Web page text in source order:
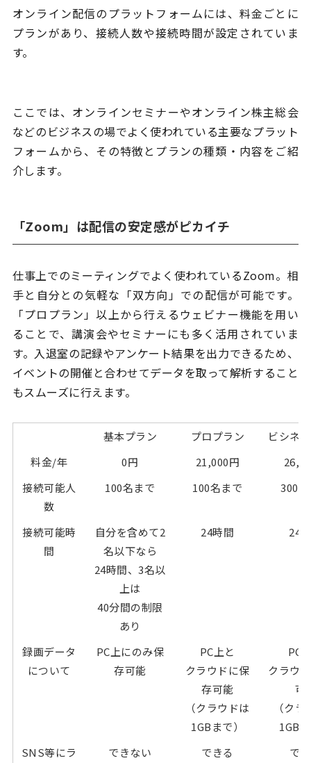
オンライン配信のプラットフォームには、料金ごとに
プランがあり、接続人数や接続時間が設定されていま
す。
ここでは、オンラインセミナーやオンライン株主総会
などのビジネスの場でよく使われている主要なプラット
フォームから、その特徴とプランの種類・内容をご紹
介します。
「Zoom」は配信の安定感がピカイチ
仕事上でのミーティングでよく使われているZoom。相
手と自分との気軽な「双方向」での配信が可能です。
「プロプラン」以上から行えるウェビナー機能を用い
ることで、講演会やセミナーにも多く活用されていま
す。入退室の記録やアンケート結果を出力できるため、
イベントの開催と合わせてデータを取って解析すること
もスムーズに行えます。
基本プラン プロプラン
ビシネ
料金/年
0円 21,000円
接続可能人
数
100名まで 100名まで 300
接続可能時
間
自分を含めて2
名以下なら
24時間、3名以
上は
40分間の制限
あり
24時間 24
録画データ
について
PC上にのみ保
存可能
PC上と
クラウドに保
存可能
（クラウドは
1GBまで）
PC
クラウ
可
（ク
1GB
SNS等にラ
できない できる で